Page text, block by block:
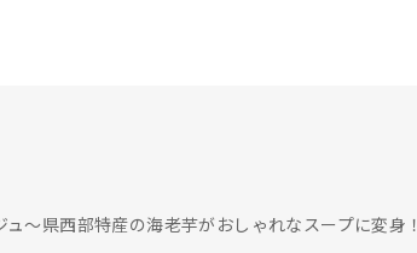
～県西部特産の海老芋がおしゃれなスープに変身！